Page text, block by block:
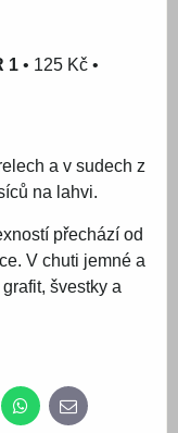
1 • 125 Kč •
a v sudech z
na lahvi.
přechází od
V chuti jemné a
švestky a
WhatsApp
E-
mail